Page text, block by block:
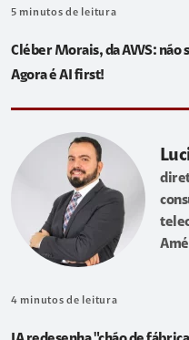
5 minutos de leitura
Cléber Morais, da AWS: não
Agora é AI first!
4 minutos de leitura